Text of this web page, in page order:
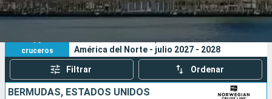
Buscar
19
cruceros
América del Norte - julio 2027 - 2028
Filtrar Ordenar
BERMUDAS, ESTADOS UNIDOS